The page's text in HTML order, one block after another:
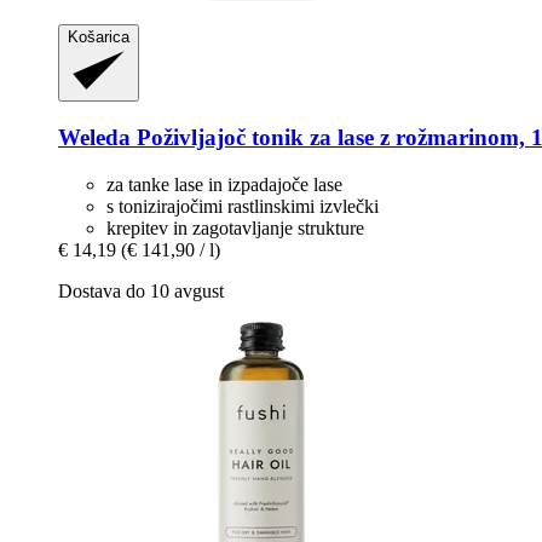
Košarica
Weleda Poživljajoč tonik za lase z rožmarinom,
za tanke lase in izpadajoče lase
s tonizirajočimi rastlinskimi izvlečki
krepitev in zagotavljanje strukture
€ 14,19 (€ 141,90 / l)
Dostava do 10 avgust